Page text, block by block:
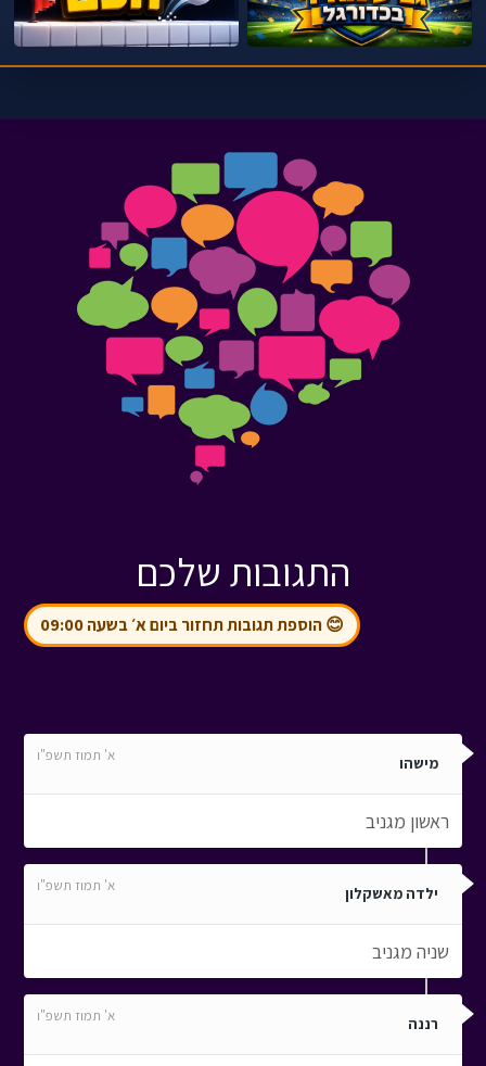
התגובות שלכם
😊 הוספת תגובות תחזור ביום א׳ בשעה 09:00
מישהו א' תמוז תשפ"ו
ראשון מגניב
ילדה מאשקלון א' תמוז תשפ"ו
שניה מגניב
רננה א' תמוז תשפ"ו